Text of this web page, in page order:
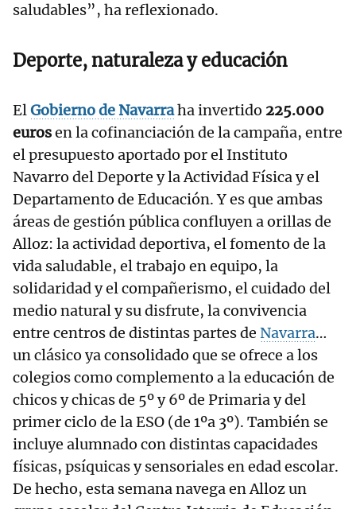
saludables”, ha reflexionado.
Deporte, naturaleza y educación
ElGobierno de Navarraha invertido 225.000
eurosen la cofinanciación de la campaña, entre
el presupuesto aportado por el Instituto
Navarro del Deporte y la Actividad Física y el
Departamento de Educación. Y es que ambas
áreas de gestión pública confluyen a orillas de
Alloz: la actividad deportiva, el fomento de la
vida saludable, el trabajo en equipo, la
solidaridad y el compañerismo, el cuidado del
medio natural y su disfrute, la convivencia
entre centros de distintas partes de Navarra…
un clásico ya consolidado que se ofrece a los
colegios como complemento a la educación de
chicos y chicas de 5º y 6º de Primaria y del
primer ciclo de la ESO (de 1ºa 3º). También se
incluye alumnado con distintas capacidades
físicas, psíquicas y sensoriales en edad escolar.
De hecho, esta semana navega en Alloz un